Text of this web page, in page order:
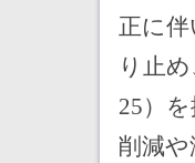
正に
り止
25）
削減